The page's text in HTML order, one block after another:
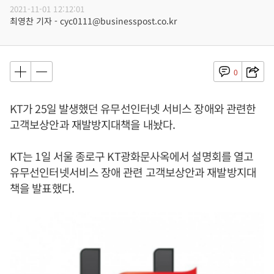
2021-11-01 12:12:01
최영찬 기자 - cyc0111@businesspost.co.kr
0
KT가 25일 발생했던 유무선인터넷 서비스 장애와 관련한
고객보상안과 재발방지대책을 내놨다.
KT는 1일 서울 종로구 KT광화문사옥에서 설명회를 열고
유무선인터넷서비스 장애 관련 고객보상안과 재발방지대
책을 발표했다.